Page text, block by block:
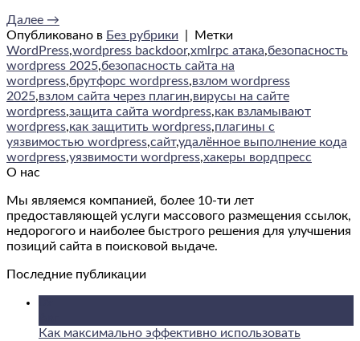
Далее →
Опубликовано в Без рубрики
Метки
WordPress,wordpress backdoor,xmlrpc атака,безопасность
wordpress 2025,безопасность сайта на
wordpress,брутфорс wordpress,взлом wordpress
2025,взлом сайта через плагин,вирусы на сайте
wordpress,защита сайта wordpress,как взламывают
wordpress,как защитить wordpress,плагины с
уязвимостью wordpress,сайт,удалённое выполнение кода
wordpress,уязвимости wordpress,хакеры вордпресс
О нас
Мы являемся компанией, более 10-ти лет
предоставляющей услуги массового размещения ссылок,
недорогого и наиболее быстрого решения для улучшения
позиций сайта в поисковой выдаче.
Последние публикации
Как максимально эффективно использовать